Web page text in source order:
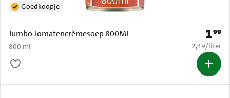
Jumbo Tomatencrèmesoep 800ML
800 ml
Goedkoopje
Prijs:
199
€ 2,49 per
2,49/liter